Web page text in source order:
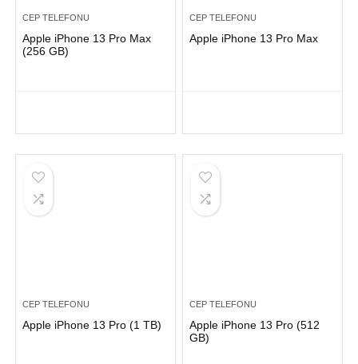
CEP TELEFONU
Apple iPhone 13 Pro Max
(256 GB)
CEP TELEFONU
Apple iPhone 13 Pro Max
CEP TELEFONU
Apple iPhone 13 Pro (1 TB)
CEP TELEFONU
Apple iPhone 13 Pro (512
GB)